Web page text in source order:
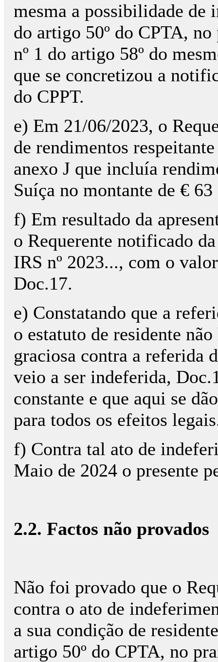
mesma a possibilidade de
do artigo 50º do CPTA,
nº 1 do artigo 58º do
que se concretizou a
do CPPT.
e) Em 21/06/2023, o
de rendimentos
anexo J que incluía
Suíça no montante de €
f) Em resultado da
o Requerente notificado
IRS nº 2023..., com o
Doc.17.
e) Constatando que a
o estatuto de residente
graciosa contra a referida
veio a ser indeferida,
constante e que aqui se
para todos os efeitos
f) Contra tal ato de
Maio de 2024 o presente
2.2. Factos não provados
Não foi provado que o
contra o ato de
a sua condição de
artigo 50º do CPTA, no